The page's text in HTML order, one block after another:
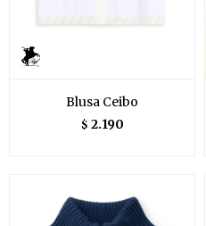
Blusa Ceibo
$ 2.190